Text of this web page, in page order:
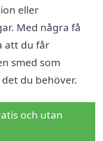
eller
Med några få
att du får
smed som
du behöver.
och utan